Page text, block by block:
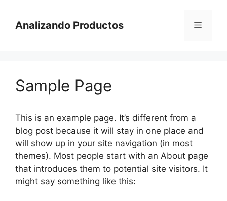
contenido
Analizando Productos Menú
Sample Page
This is an example page. It’s different from a
blog post because it will stay in one place and
will show up in your site navigation (in most
themes). Most people start with an About page
that introduces them to potential site visitors. It
might say something like this: